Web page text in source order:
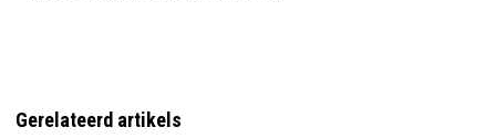
Gerelateerd artikels